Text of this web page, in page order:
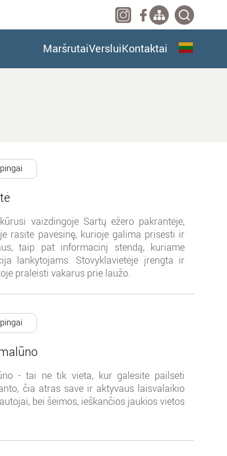
MaršrutaiVersluiKontaktai
vaizdingoje Sartų ežero pakrantėje,
rasite pavėsinę, kurioje galima prisėsti ir
taip pat informacinį stendą, kuriame
lankytojams. Stovyklavietėje įrengta ir
praleisti vakarus prie laužo.
- tai ne tik vieta, kur galėsite pailsėti
čia atras save ir aktyvaus laisvalaikio
bei šeimos, ieškančios jaukios vietos